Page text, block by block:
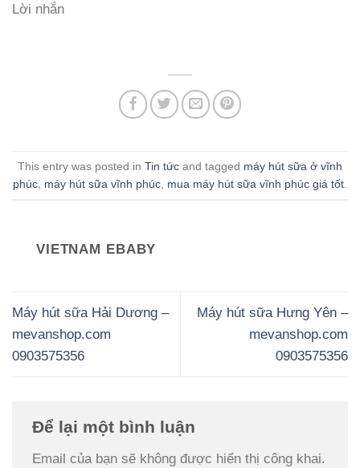
Lời nhắn
This entry was posted in Tin tức and tagged máy hút sữa ở vĩnh
phúc máy hút sữa vĩnh phúc mua máy hút sữa vĩnh phúc giá tốt
VIETNAM EBABY
Máy hút sữa Hải Dương –
mevanshop.com
0903575356
Máy hút sữa Hưng Yên –
mevanshop.com
0903575356
Để lại một bình luận
Email của bạn sẽ không được hiển thị công khai.